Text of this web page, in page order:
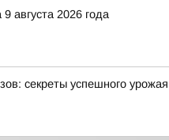
августа 2026 года
секреты успешного урожая